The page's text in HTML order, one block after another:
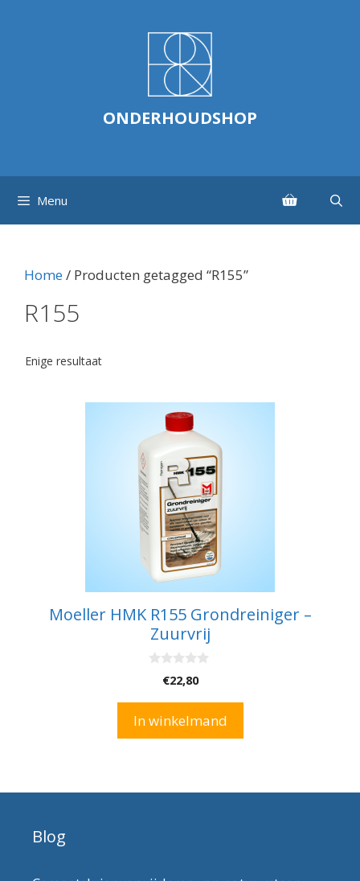
ONDERHOUDSHOP
Menu
Home/ Producten getagged “R155”
R155
Enige resultaat
Moeller HMK R155 Grondreiniger –
Zuurvrij
5
€22,80
In winkelmand
Blog